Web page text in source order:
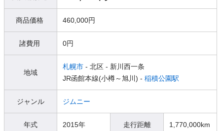
商品価格 460,000円
諸費用 0円
地域
札幌市 - 北区 - 新川西一条
JR函館本線(小樽～旭川) - 稲積公園駅
ジャンル ジムニー
年式 2015年 走行距離 1,770,000km